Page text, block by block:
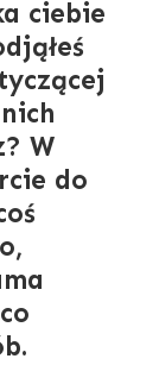
ciebie
W
do